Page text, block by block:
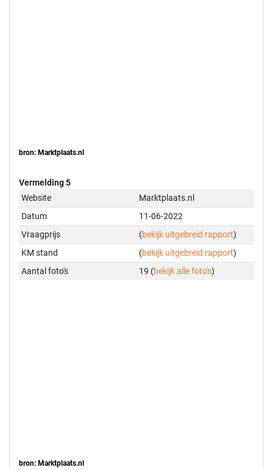
bron: Marktplaats.nl
Vermelding 5
Website
Marktplaats.nl
Datum
11-06-2022
Vraagprijs
(bekijk uitgebreid rapport)
KM stand
(bekijk uitgebreid rapport)
Aantal foto's
19 (bekijk alle foto's)
bron: Marktplaats.nl